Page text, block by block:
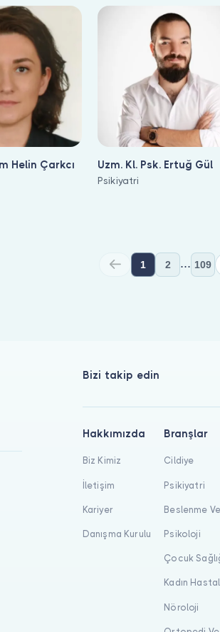
Helin Çarkcı Uzm. Kl. Psk. Ertuğ Gül
Psikiyatri
1 2 ... 109
Bizi takip edin
Hakkımızda
Biz Kimiz
İletişim
Kariyer
Danışma Kurulu
Branşlar
Cildiye
Psikiyatri
Beslenme
Psikoloji
Çocuk
Kadın
Nöroloji